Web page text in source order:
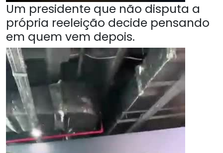
Um presidente que não disputa a
própria reeleição decide pensando
em quem vem depois.